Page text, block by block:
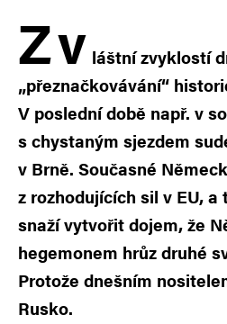
Zv láštní zvyklostí
„přeznačkovávání“
V poslední době např. v
s chystaným sjezdem
v Brně. Současné
z rozhodujících sil v EU,
snaží vytvořit dojem, že
hegemonem hrůz druhé
Protože dnešním
Rusko.